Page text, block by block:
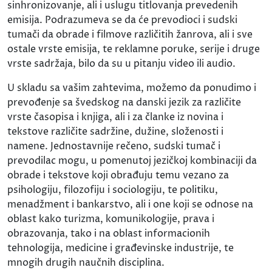
sinhronizovanje, ali i uslugu titlovanja prevedenih
emisija. Podrazumeva se da će prevodioci i sudski
tumači da obrade i filmove različitih žanrova, ali i sve
ostale vrste emisija, te reklamne poruke, serije i druge
vrste sadržaja, bilo da su u pitanju video ili audio.
U skladu sa vašim zahtevima, možemo da ponudimo i
prevođenje sa švedskog na danski jezik za različite
vrste časopisa i knjiga, ali i za članke iz novina i
tekstove različite sadržine, dužine, složenosti i
namene. Jednostavnije rečeno, sudski tumač i
prevodilac mogu, u pomenutoj jezičkoj kombinaciji da
obrade i tekstove koji obrađuju temu vezano za
psihologiju, filozofiju i sociologiju, te politiku,
menadžment i bankarstvo, ali i one koji se odnose na
oblast kako turizma, komunikologije, prava i
obrazovanja, tako i na oblast informacionih
tehnologija, medicine i građevinske industrije, te
mnogih drugih naučnih disciplina.